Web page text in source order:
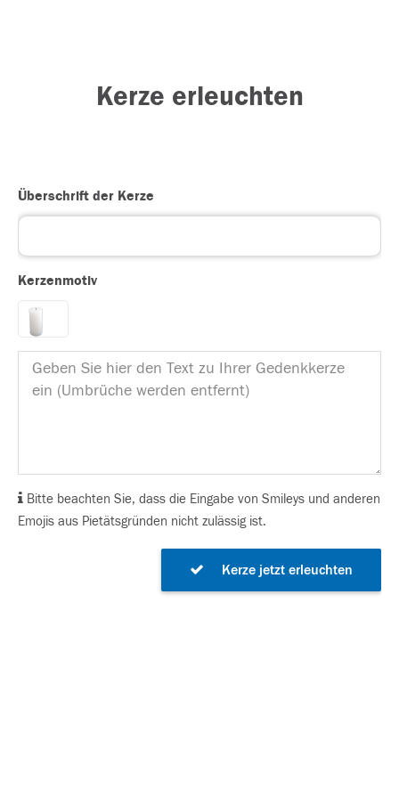
Kerze erleuchten
Überschrift der Kerze
Kerzenmotiv
Bitte beachten Sie, dass die Eingabe von Smileys und anderen
Emojis aus Pietätsgründen nicht zulässig ist.
Kerze jetzt erleuchten